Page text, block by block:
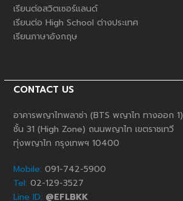
เรียนต่อสวิตเซอร์แลนด์
เรียนต่อ High School ต่างประเทศ
เรียนภาษาอังกฤษ
CONTACT US
อาคารพญาไทพลาซ่า (BTS พญาไท ทางออก 1)
ชั้น 31 (High Zone) ถนนพญาไท เขตราชเทวี
ทุ่งพญาไท กรุงเทพฯ 10400
Mobile: 091-742-5900
Tel: 02-129-3527
Line ID: @EFLBKK